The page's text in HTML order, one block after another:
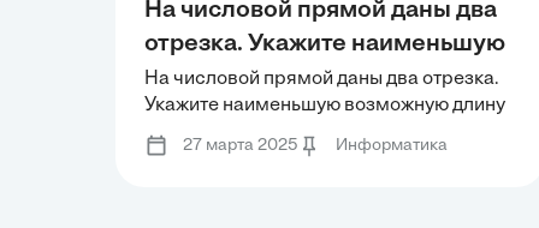
На числовой прямой даны два
отрезка. Укажите наименьшую
возможную длину такого
отрезка A, что формула
тождественно истинна, то есть
На числовой прямой даны два отрезка.
Укажите наименьшую возможную длину
такого отрезка A, что формула
тождественно истинна, то есть
27 марта 2025 Информатика